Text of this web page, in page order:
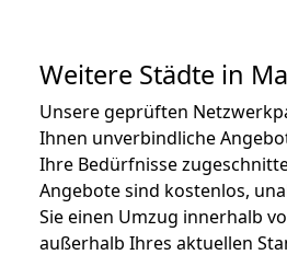
Weitere Städte in
Unsere geprüften
Ihnen unverbindliche
Ihre Bedürfnisse
Angebote sind kostenlos,
Sie einen Umzug innerhalb
außerhalb Ihres aktuellen